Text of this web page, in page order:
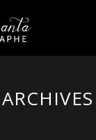
ARCHIVES